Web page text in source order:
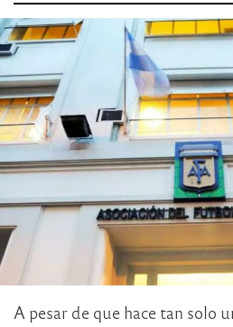
A pesar de que hace tan solo